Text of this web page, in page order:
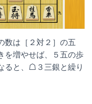
数は［２対２］の五
を増やせば、５五の歩
ると、☖３三銀と繰り